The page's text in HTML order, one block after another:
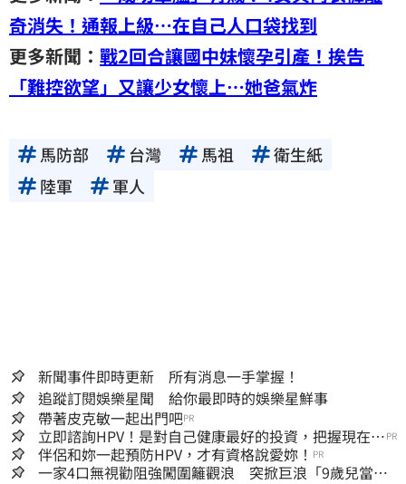
奇消失！通報上級…在自己人口袋找到
更多新聞： 戰2回合讓國中妹懷孕引產！挨告
「難控欲望」又讓少女懷上…她爸氣炸
馬防部 台灣 馬祖
衛生紙
陸軍
軍人
新聞事件即時更新 所有消息一手掌握！
追蹤訂閱娛樂星聞 給你最即時的娛樂星鮮事
帶著皮克敏一起出門吧PR
立即諮詢HPV！是對自己健康最好的投資，把握現在不
嫌晚！
PR
伴侶和妳一起預防HPV，才有資格說愛妳！ PR
一家4口無視勸阻強闖圍籬觀浪 突掀巨浪「9歲兒當場